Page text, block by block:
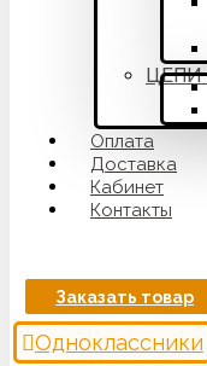
ЦЕПИ
Оплата
Доставка
Кабинет
Контакты
Заказать товар
Одноклассники